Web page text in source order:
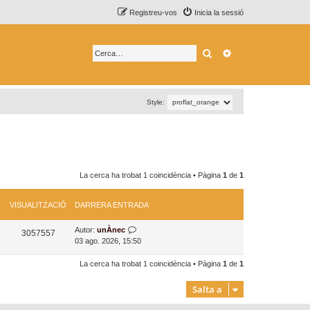
Inicia la sessió
Registreu-vos
Cerca
Style:
La cerca ha trobat 1 coincidència • Pàgina 1 de 1
VISUALITZACIÓ DARRERA ENTRADA
3057557V
a
D
a
e
Autor: unÀnec
03 ago. 2026, 15:50
La cerca ha trobat 1 coincidència • Pàgina 1 de 1
Salta a